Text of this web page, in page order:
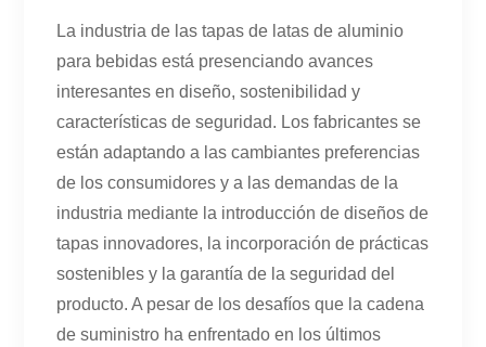
La industria de las tapas de latas de aluminio
para bebidas está presenciando avances
interesantes en diseño, sostenibilidad y
características de seguridad. Los fabricantes se
están adaptando a las cambiantes preferencias
de los consumidores y a las demandas de la
industria mediante la introducción de diseños de
tapas innovadores, la incorporación de prácticas
sostenibles y la garantía de la seguridad del
producto. A pesar de los desafíos que la cadena
de suministro ha enfrentado en los últimos